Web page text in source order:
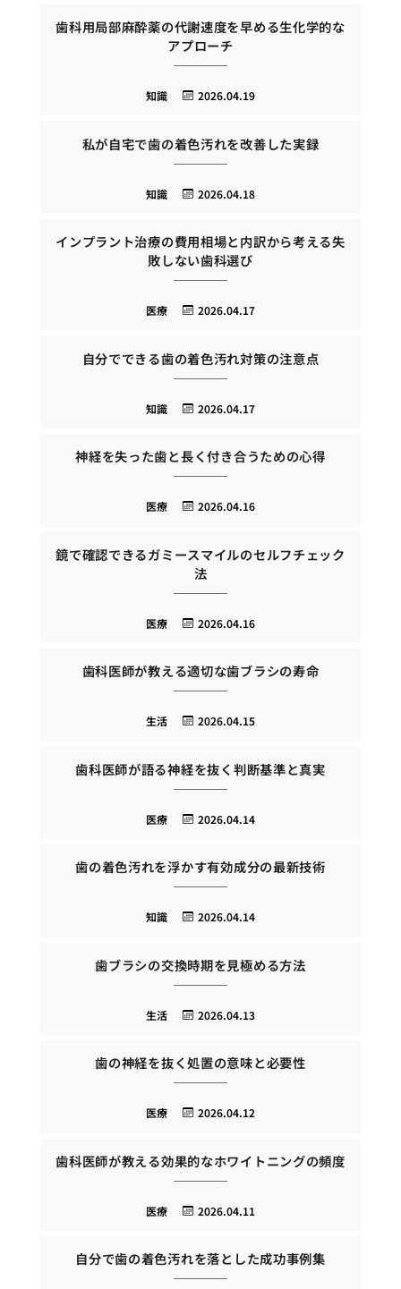
歯科用局部麻酔薬の代謝速度を早める生化学的な
アプローチ
2026.04.19
知識
私が自宅で歯の着色汚れを改善した実録
2026.04.18
知識
インプラント治療の費用相場と内訳から考える失
敗しない歯科選び
2026.04.17
医療
自分でできる歯の着色汚れ対策の注意点
2026.04.17
知識
神経を失った歯と長く付き合うための心得
2026.04.16
医療
鏡で確認できるガミースマイルのセルフチェック
法
2026.04.16
医療
歯科医師が教える適切な歯ブラシの寿命
2026.04.15
生活
歯科医師が語る神経を抜く判断基準と真実
2026.04.14
医療
歯の着色汚れを浮かす有効成分の最新技術
2026.04.14
知識
歯ブラシの交換時期を見極める方法
2026.04.13
生活
歯の神経を抜く処置の意味と必要性
2026.04.12
医療
歯科医師が教える効果的なホワイトニングの頻度
2026.04.11
医療
自分で歯の着色汚れを落とした成功事例集